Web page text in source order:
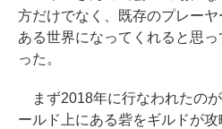
方だけでなく、既存のプレー
ある世界になってくれると思
った。
まず2018年に行なわれたの
ールド上にある砦をギルドが